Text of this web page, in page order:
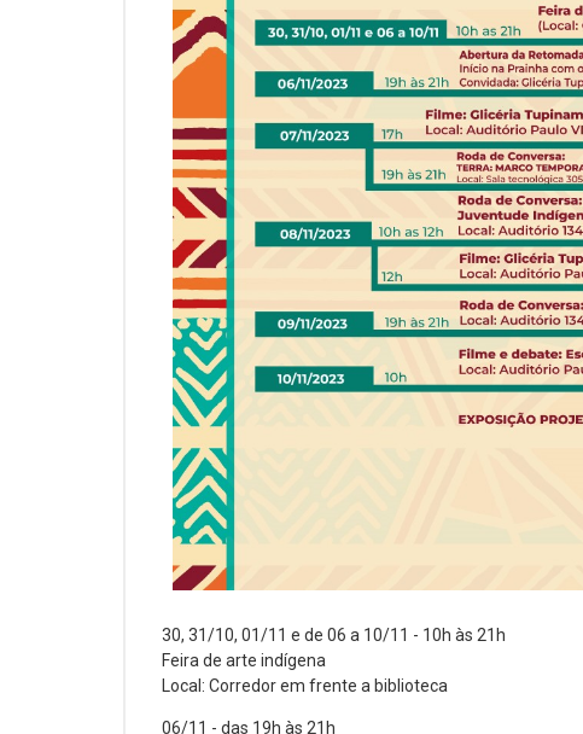
30, 31/10, 01/11 e de 06 a 10/11 - 10h às 21h
Feira de arte indígena
Local: Corredor em frente a biblioteca
06/11 - das 19h às 21h